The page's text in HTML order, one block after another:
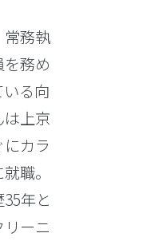
常務執
務め
いる向
は上京
カラ
職。
年と
リーニ